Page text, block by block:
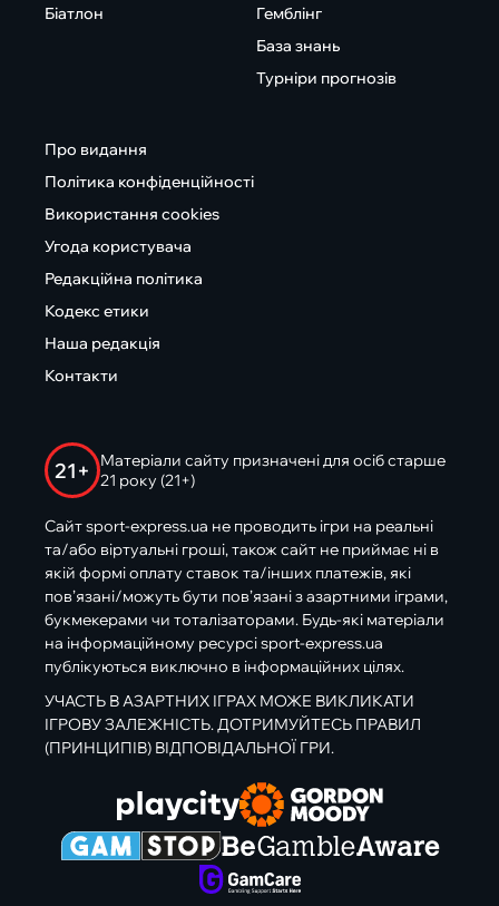
Біатлон
Гемблінг
База знань
Турніри прогнозів
Про видання
Політика конфіденційності
Використання cookies
Угода користувача
Редакційна політика
Кодекс етики
Наша редакція
Контакти
21+
Матеріали сайту призначені для осіб старше
21 року (21+)
Сайт sport-express.ua не проводить ігри на реальні
та/або віртуальні гроші, також сайт не приймає ні в
якій формі оплату ставок та/інших платежів, які
пов’язані/можуть бути пов’язані з азартними іграми,
букмекерами чи тоталізаторами. Будь-які матеріали
на інформаційному ресурсі sport-express.ua
публікуються виключно в інформаційних цілях.
УЧАСТЬ В АЗАРТНИХ ІГРАХ МОЖЕ ВИКЛИКАТИ
ІГРОВУ ЗАЛЕЖНІСТЬ. ДОТРИМУЙТЕСЬ ПРАВИЛ
(ПРИНЦИПІВ) ВІДПОВІДАЛЬНОЇ ГРИ.